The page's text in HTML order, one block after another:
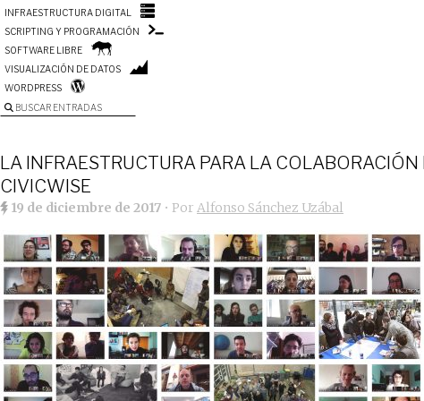
INFRAESTRUCTURA DIGITAL
SCRIPTING Y PROGRAMACIÓN
SOFTWARE LIBRE
VISUALIZACIÓN DE DATOS
WORDPRESS
BUSCAR ENTRADAS
LA INFRAESTRUCTURA PARA LA COLABORACIÓN
CIVICWISE
19 de diciembre de 2017 • Por Alfonso Sánchez Uzábal